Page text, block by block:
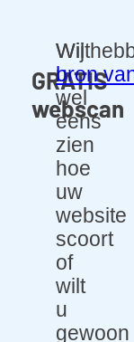
GRATIS
webscan
Wilt
u
wel
eens
zien
hoe
uw
website
scoort
of
wilt
u
gewoon
Wij
bron